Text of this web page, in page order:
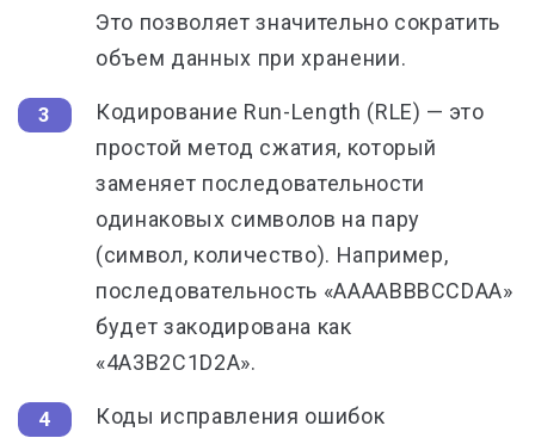
Это позволяет значительно сократить
объем данных при хранении.
Кодирование Run-Length (RLE) — это
простой метод сжатия, который
заменяет последовательности
одинаковых символов на пару
(символ, количество). Например,
последовательность «AAAABBBCCDAA»
будет закодирована как
«4A3B2C1D2A».
Коды исправления ошибок